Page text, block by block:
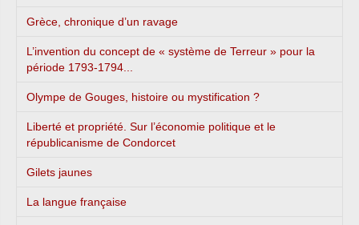
Pierre Kucheida, Mme Conchita Lacuey,
Lebreton, Gilbert Le Bris, Mme Catherine
Lemorton, MM. Jean-Claude Leroy, Serge
Lignières-Cassou, MM. François Loncle, Jean
Martin, Mmes Martine Martinel, Frédérique
Massat, MM. Gilbert Mathon, Didier Mathus,
Nayrou, Alain Néri, Michel Pajon, Christian Paul,
Grèce, chronique d’un ravage
L’invention du concept de « système de Terreur » pour la
période 1793-1794...
Olympe de Gouges, histoire ou mystification ?
Liberté et propriété. Sur l’économie politique et le
républicanisme de Condorcet
Gilets jaunes
La langue française